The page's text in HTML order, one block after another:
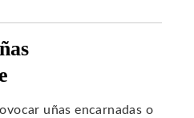
uñas encarnadas o